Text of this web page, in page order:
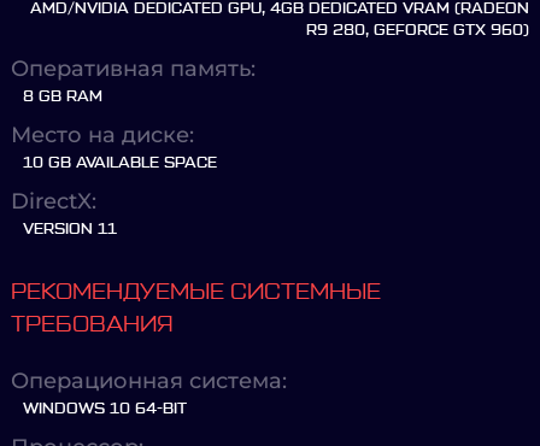
AMD/NVIDIA DEDICATED GPU, 4GB DEDICATED VRAM (RADEON
R9 280, GEFORCE GTX 960)
Оперативная память:
8 GB RAM
Место на диске:
10 GB AVAILABLE SPACE
DirectX:
VERSION 11
РЕКОМЕНДУЕМЫЕ СИСТЕМНЫЕ
ТРЕБОВАНИЯ
Операционная система:
WINDOWS 10 64-BIT